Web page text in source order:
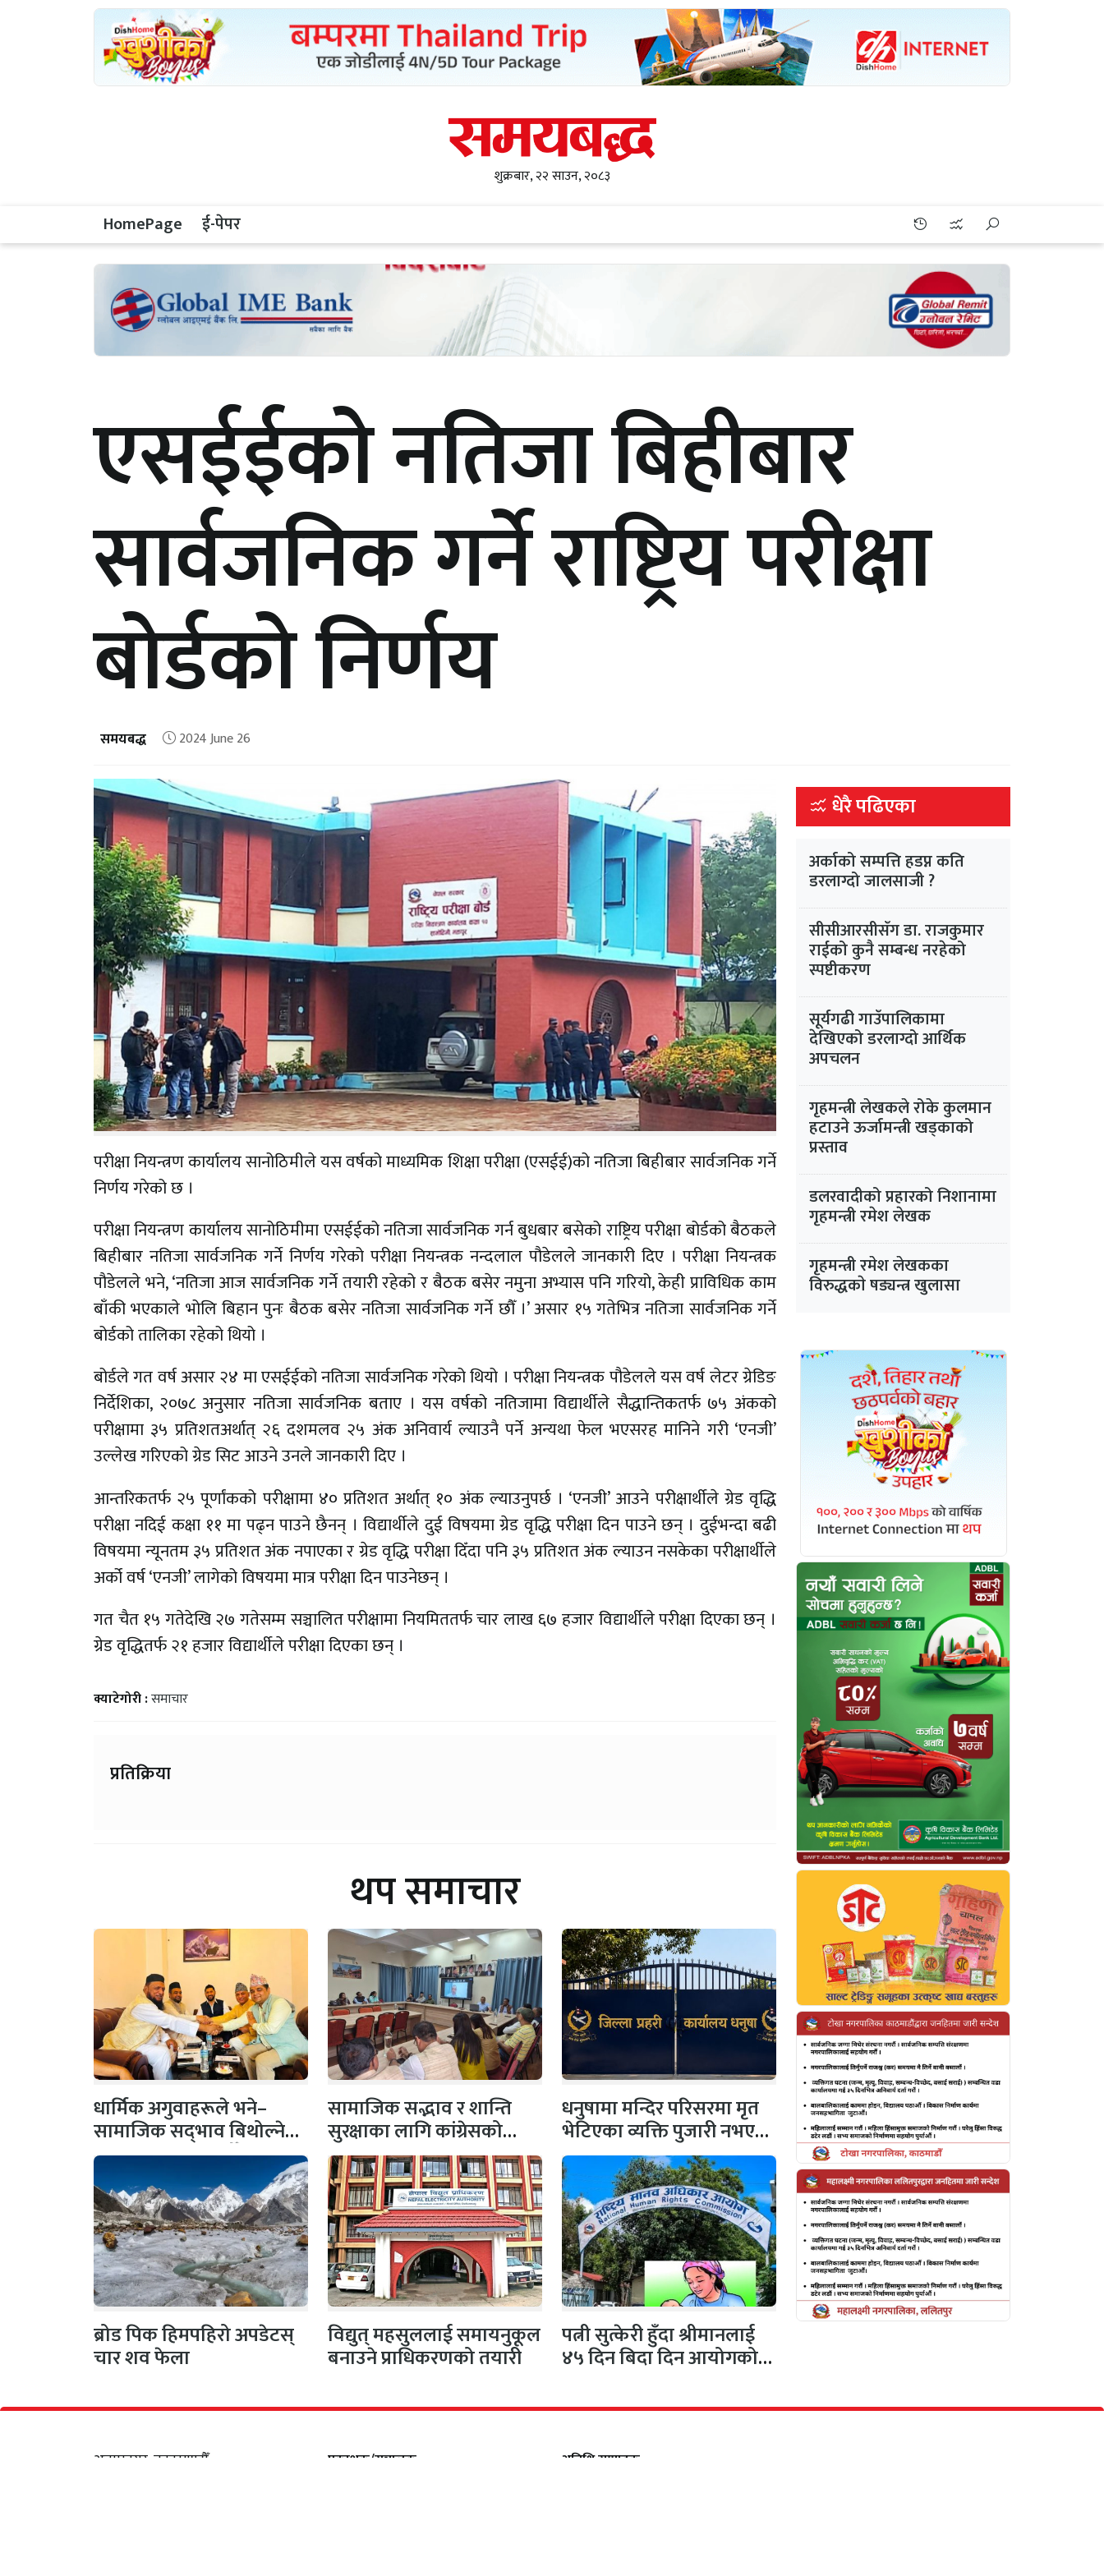
शुक्रबार, २२ साउन, २०८३
HomePage ई-पेपर
एसईईको नतिजा बिहीबार
सार्वजनिक गर्ने राष्ट्रिय परीक्षा
बोर्डको निर्णय
समयबद्ध 2024 June 26
परीक्षा नियन्त्रण कार्यालय सानोठिमीले यस वर्षको माध्यमिक शिक्षा परीक्षा (एसईई)को नतिजा बिहीबार सार्वजनिक गर्ने
निर्णय गरेको छ ।
परीक्षा नियन्त्रण कार्यालय सानोठिमीमा एसईईको नतिजा सार्वजनिक गर्न बुधबार बसेको राष्ट्रिय परीक्षा बोर्डको बैठकले
बिहीबार नतिजा सार्वजनिक गर्ने निर्णय गरेको परीक्षा नियन्त्रक नन्दलाल पौडेलले जानकारी दिए । परीक्षा नियन्त्रक
पौडेलले भने, ‘नतिजा आज सार्वजनिक गर्ने तयारी रहेको र बैठक बसेर नमुना अभ्यास पनि गरियो, केही प्राविधिक काम
बाँकी भएकाले भोलि बिहान पुनः बैठक बसेर नतिजा सार्वजनिक गर्ने छौँ ।’ असार १५ गतेभित्र नतिजा सार्वजनिक गर्ने
बोर्डको तालिका रहेको थियो ।
बोर्डले गत वर्ष असार २४ मा एसईईको नतिजा सार्वजनिक गरेको थियो । परीक्षा नियन्त्रक पौडेलले यस वर्ष लेटर ग्रेडिङ
निर्देशिका, २०७८ अनुसार नतिजा सार्वजनिक बताए । यस वर्षको नतिजामा विद्यार्थीले सैद्धान्तिकतर्फ ७५ अंकको
परीक्षामा ३५ प्रतिशतअर्थात् २६ दशमलव २५ अंक अनिवार्य ल्याउनै पर्ने अन्यथा फेल भएसरह मानिने गरी ‘एनजी’
उल्लेख गरिएको ग्रेड सिट आउने उनले जानकारी दिए ।
आन्तरिकतर्फ २५ पूर्णांकको परीक्षामा ४० प्रतिशत अर्थात् १० अंक ल्याउनुपर्छ । ‘एनजी’ आउने परीक्षार्थीले ग्रेड वृद्धि
परीक्षा नदिई कक्षा ११ मा पढ्न पाउने छैनन् । विद्यार्थीले दुई विषयमा ग्रेड वृद्धि परीक्षा दिन पाउने छन् । दुईभन्दा बढी
विषयमा न्यूनतम ३५ प्रतिशत अंक नपाएका र ग्रेड वृद्धि परीक्षा दिँदा पनि ३५ प्रतिशत अंक ल्याउन नसकेका परीक्षार्थीले
अर्को वर्ष ‘एनजी’ लागेको विषयमा मात्र परीक्षा दिन पाउनेछन् ।
गत चैत १५ गतेदेखि २७ गतेसम्म सञ्चालित परीक्षामा नियमिततर्फ चार लाख ६७ हजार विद्यार्थीले परीक्षा दिएका छन् ।
ग्रेड वृद्धितर्फ २१ हजार विद्यार्थीले परीक्षा दिएका छन् ।
क्याटेगोरी :समाचार
प्रतिक्रिया
थप समाचार
धार्मिक अगुवाहरूले भने–
सामाजिक सद्‌भाव बिथोल्ने
कार्यमा संलग्न नहोऔँ
सामाजिक सद्भाव र शान्ति
सुरक्षाका लागि कांग्रेसको
पहल, सभापति गगन…
धनुषामा मन्दिर परिसरमा मृत
भेटिएका व्यक्ति पुजारी नभएको
प्रहरीको स्पष्टिकरण
ब्रोड पिक हिमपहिरो अपडेटस्
चार शव फेला
विद्युत् महसुललाई समायनुकूल
बनाउने प्राधिकरणको तयारी
पत्नी सुत्केरी हुँदा श्रीमानलाई
४५ दिन बिदा दिन आयोगको
धेरै पढिएका
अर्काको सम्पत्ति हडप्न कति
डरलाग्दो जालसाजी ?
सीसीआरसीसँग डा. राजकुमार
राईको कुनै सम्बन्ध नरहेको
स्पष्टीकरण
सूर्यगढी गाउँपालिकामा
देखिएको डरलाग्दो आर्थिक
अपचलन
गृहमन्त्री लेखकले रोके कुलमान
हटाउने ऊर्जामन्त्री खड्काको
प्रस्ताव
डलरवादीको प्रहारको निशानामा
गृहमन्त्री रमेश लेखक
गृहमन्त्री रमेश लेखकका
विरुद्धकाे षड्यन्त्र खुलासा
अनामनगर, काठमाण्डौँ
प्रकाशक/सञ्चालक
अतिथि सम्पादक